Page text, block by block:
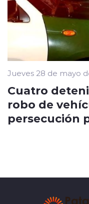
Jueves 28 de mayo
Cuatro
robo de
persecución